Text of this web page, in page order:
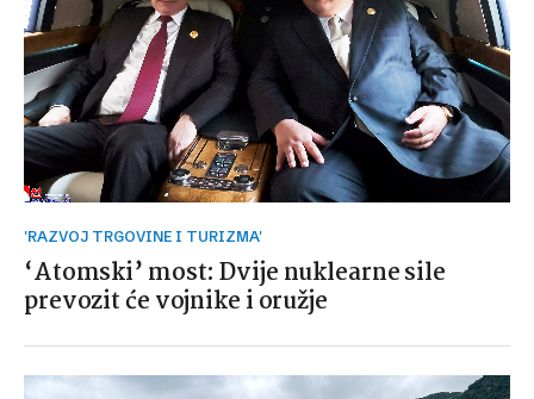
'RAZVOJ TRGOVINE I TURIZMA'
‘Atomski’ most: Dvije nuklearne sile
prevozit će vojnike i oružje